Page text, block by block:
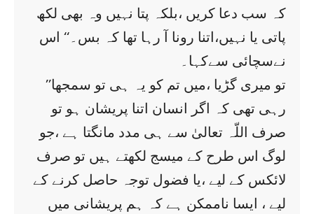
کہ سب دعا کریں ،بلکہ پتا نہیں وہ بھی لکھ
پاتی یا نہیں،اتنا رونا آ رہا تھا کہ بس۔‘‘ اس
نےسچائی سےکہا۔
’’تو میری گڑیا ،میں تم کو یہ ہی تو سمجھا
رہی تھی کہ اگر انسان اتنا پریشان ہو تو
صرف اللّہ تعالیٰ سے ہی مدد مانگتا ہے ،جو
لوگ اس طرح کے میسج لکھتے ہیں تو صرف
لائکس کے لیے ،یا فضول توجہ حاصل کرنے کے
لیے ، ایسا ناممکن ہے کہ ہم پریشانی میں